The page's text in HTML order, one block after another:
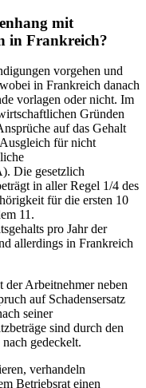
mit
in Frankreich?
vorgehen und
in Frankreich danach
vorlagen oder nicht. Im
Gründen
auf das Gehalt
für nicht
Die gesetzlich
in aller Regel 1/4 des
für die ersten 10
11.
pro Jahr der
allerdings in Frankreich
der Arbeitnehmer neben
auf Schadensersatz
seiner
sind durch den
gedeckelt.
verhandeln
Betriebsrat einen